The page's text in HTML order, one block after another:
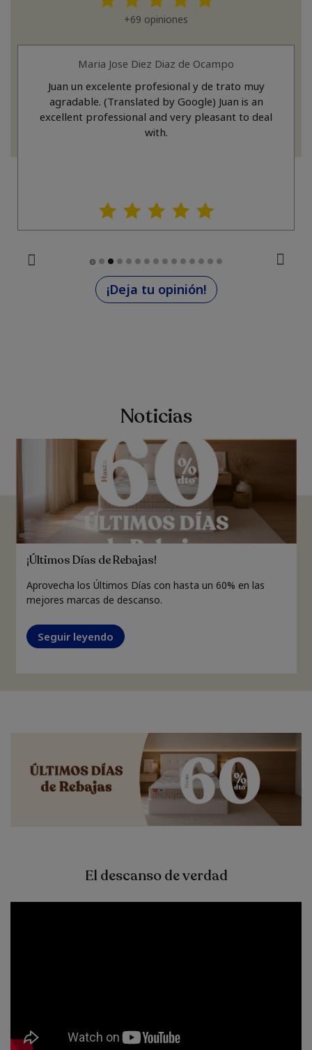
+69 opiniones
Maria Jose Diez Diaz de Ocampo
Juan un excelente profesional y de trato muy
agradable. (Translated by Google) Juan is an
excellent professional and very pleasant to deal
with.
¡Deja tu opinión!
Noticias
¡Últimos Días de Rebajas!
Aprovecha los Últimos Días con hasta un 60% en las
mejores marcas de descanso.
Seguir leyendo
El descanso de verdad